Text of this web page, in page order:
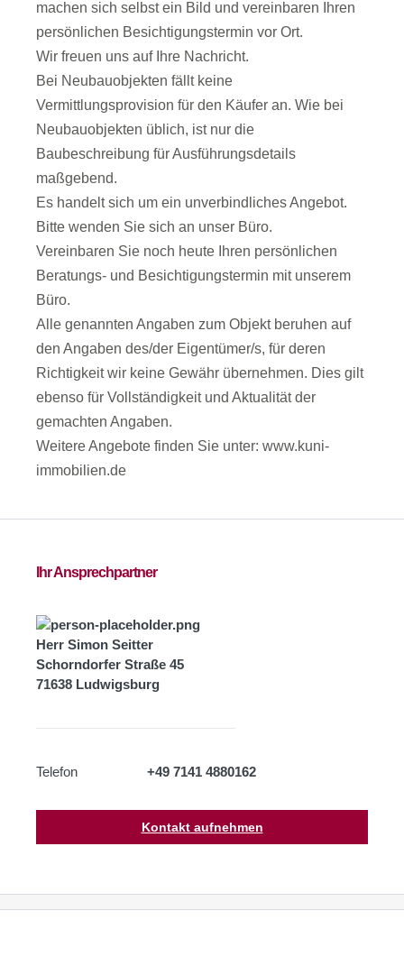
machen sich selbst ein Bild und vereinbaren Ihren
persönlichen Besichtigungstermin vor Ort.
Wir freuen uns auf Ihre Nachricht.
Bei Neubauobjekten fällt keine
Vermittlungsprovision für den Käufer an. Wie bei
Neubauobjekten üblich, ist nur die
Baubeschreibung für Ausführungsdetails
maßgebend.
Es handelt sich um ein unverbindliches Angebot.
Bitte wenden Sie sich an unser Büro.
Vereinbaren Sie noch heute Ihren persönlichen
Beratungs- und Besichtigungstermin mit unserem
Büro.
Alle genannten Angaben zum Objekt beruhen auf
den Angaben des/der Eigentümer/s, für deren
Richtigkeit wir keine Gewähr übernehmen. Dies gilt
ebenso für Vollständigkeit und Aktualität der
gemachten Angaben.
Weitere Angebote finden Sie unter: www.kuni-
immobilien.de
Ihr Ansprechpartner
Herr Simon Seitter
Schorndorfer Straße 45
71638 Ludwigsburg
Telefon +49 7141 4880162
Kontakt aufnehmen